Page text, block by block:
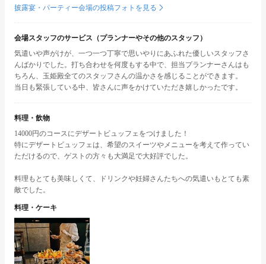
披露宴・パーティー会場の投稿フォトを見る
会場スタッフのサービス（プランナーやその他のスタッフ）
気遣いや声がけが、一つ一つ丁寧で思いやりにあふれた優しいスタッフさ
んばかりでした。打ち合わせを何度もする中で、担当プランナーさんはも
ちろん、玉姫殿全てのスタッフさんの温かさを感じることができます。
当日も緊張している中、皆さんに声をかけていただき嬉しかったです。
料理・飲物
14000円のコースにデザートビュッフェをつけました！
特にデザートビュッフェは、希望のスイーツやメニューを考えて作ってい
ただけるので、ゲストの方々も大満足で大好評でした。
料理もとても美味しくて、ドリンクや妊婦さんたちへの気遣いもとても素
敵でした。
料理・ケーキ